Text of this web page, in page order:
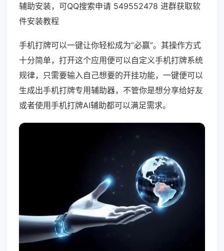
辅助安装，可QQ搜索申请 549552478 进群获取软
件安装教程
手机打牌可以一键让你轻松成为“必赢”。其操作方式
十分简单，打开这个应用便可以自定义手机打牌系统
规律，只需要输入自己想要的开挂功能，一键便可以
生成出手机打牌专用辅助器，不管你是想分享给好友
或者使用手机打牌AI辅助都可以满足需求。